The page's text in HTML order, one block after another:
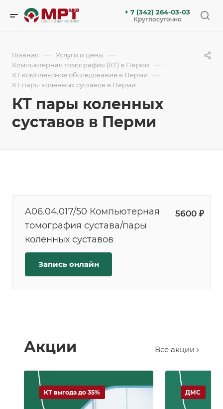
+ 7 (342) 264-03-03
Круглосуточно
Главная — Услуги и цены —
Компьютерная томография (КТ) в Перми —
КТ комплексное обследование в Перми —
КТ пары коленных суставов в Перми
КТ пары коленных
суставов в Перми
A06.04.017/50 Компьютерная
томография сустава/пары
коленных суставов
5600 ₽
Запись онлайн
Акции Все акции
КТ выгода до 35% ДМС